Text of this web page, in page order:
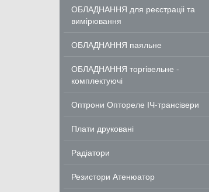
ОБЛАДНАННЯ для реєстраціі та
вимірювання
ОБЛАДНАННЯ паяльне
ОБЛАДНАННЯ торгівельне -
комплектуючі
Оптрони Оптореле ІЧ-трансівери
Плати друковані
Радіатори
Резистори Атенюатор